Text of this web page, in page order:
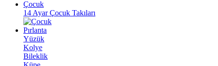
Çocuk
14 Ayar Çocuk Takıları
Pırlanta
Yüzük
Kolye
Bileklik